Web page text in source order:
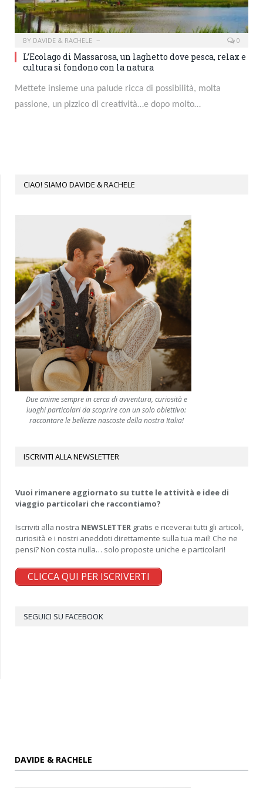
BY DAVIDE & RACHELE 0
L’Ecolago di Massarosa, un laghetto dove pesca, relax e
cultura si fondono con la natura
Mettete insieme una palude ricca di possibilità, molta
passione, un pizzico di creatività…e dopo molto…
CIAO! SIAMO DAVIDE & RACHELE
Due anime sempre in cerca di avventura, curiosità e
luoghi particolari da scoprire con un solo obiettivo:
raccontare le bellezze nascoste della nostra Italia!
ISCRIVITI ALLA NEWSLETTER
Vuoi rimanere aggiornato su tutte le attività e idee di
viaggio particolari che raccontiamo?
Iscriviti alla nostra NEWSLETTER gratis e riceverai tutti gli articoli,
curiosità e i nostri aneddoti direttamente sulla tua mail! Che ne
pensi? Non costa nulla… solo proposte uniche e particolari!
CLICCA QUI PER ISCRIVERTI
SEGUICI SU FACEBOOK
DAVIDE & RACHELE